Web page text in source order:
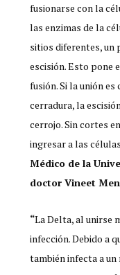
fusionarse con la
las enzimas de la
sitios diferentes, un
escisión. Esto pone
fusión. Si la unión
cerradura, la
cerrojo. Sin cortes
ingresar a las
Médico de la
doctor Vineet
“La Delta, al unirse
infección. Debido a
también infecta a